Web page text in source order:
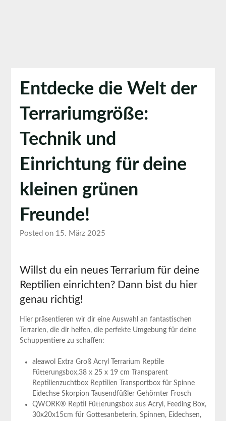
Entdecke die Welt der
Terrariumgröße:
Technik und
Einrichtung für deine
kleinen grünen
Freunde!
Posted on 15. März 2025
Willst du ein neues Terrarium für deine
Reptilien einrichten? Dann bist‌ du hier
genau richtig!
Hier präsentieren wir dir eine Auswahl an fantastischen
Terrarien, die dir helfen, die​ perfekte Umgebung für deine
Schuppentiere zu ​schaffen:
aleawol⁢ Extra Groß Acryl Terrarium Reptile
Fütterungsbox,38 x ⁢25 x 19 cm ⁣Transparent
Reptilienzuchtbox Reptilien Transportbox für Spinne
Eidechse Skorpion ⁢Tausendfüßler Gehörnter Frosch
QWORK® Reptil Fütterungsbox aus Acryl, Feeding Box,
30x20x15cm für Gottesanbeterin, Spinnen, Eidechsen,